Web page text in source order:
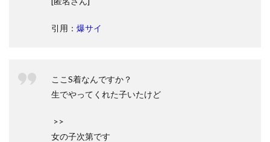
引用： 爆サイ
ここS着なんですか？
生でやってくれた子いたけど
>>
女の子次第です